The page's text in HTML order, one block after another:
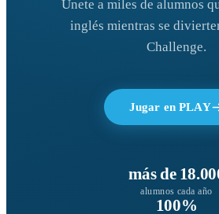
Únete a miles de alumnos
inglés mientras se
Challenge.
Jugar en PLAY
más de
alumnos cada año
100%